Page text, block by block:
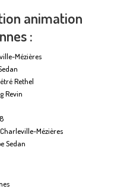
animation
:
Mézières
Rethel
Revin
Mézières
Sedan